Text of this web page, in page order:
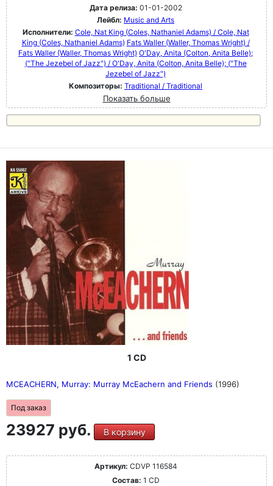
Дата релиза: 01-01-2002
Лейбл: Music and Arts
Исполнители: Cole, Nat King (Coles, Nathaniel Adams) / Cole, Nat
King (Coles, Nathaniel Adams) Fats Waller (Waller, Thomas Wright) /
Fats Waller (Waller, Thomas Wright) O'Day, Anita (Colton, Anita Belle);
("The Jezebel of Jazz") / O'Day, Anita (Colton, Anita Belle); ("The
Jezebel of Jazz")
Композиторы: Traditional / Traditional
Показать больше
1 CD
MCEACHERN, Murray: Murray McEachern and Friends (1996)
Под заказ
23927 руб. В корзину
Артикул: CDVP 116584
Состав: 1 CD